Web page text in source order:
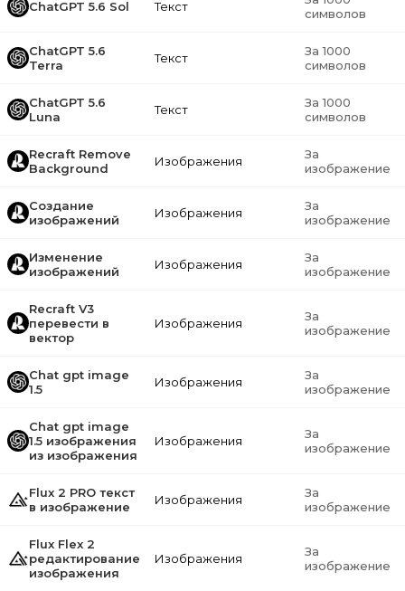
ChatGPT 5.6 Sol Текст
символов
ChatGPT 5.6
Terra
Текст
За 1000
символов
ChatGPT 5.6
Luna
Текст
За 1000
символов
Recraft Remove
Background
Изображения
За
изображение
Создание
изображений
Изображения
За
изображение
Изменение
изображений
Изображения
За
изображение
Recraft V3
перевести в
вектор
Изображения
За
изображение
Chat gpt image
1.5
Изображения
За
изображение
Chat gpt image
1.5 изображения
из изображения
Изображения
За
изображение
Flux 2 PRO текст
в изображение
Изображения
За
изображение
Flux Flex 2
редактирование
изображения
Изображения
За
изображение